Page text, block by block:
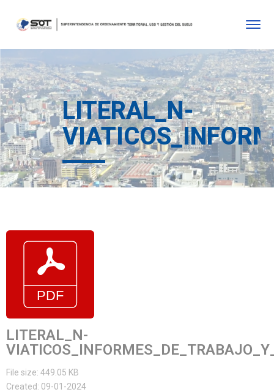
LITERAL_N-
LITERAL_N-
File size: 449.05 KB
Created: 09-01-2024